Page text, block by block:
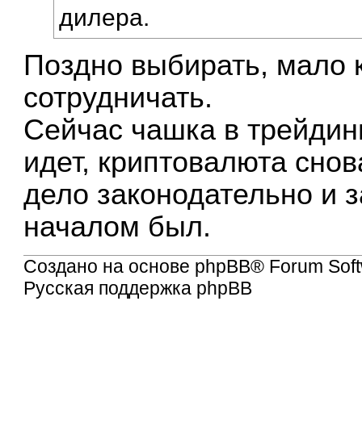
дилера.
Поздно выбирать, мало
сотрудничать.
Сейчас чашка в
идет, криптовалюта
дело законодательно и
началом был.
Создано на основе phpBB® Forum
Русская поддержка phpBB